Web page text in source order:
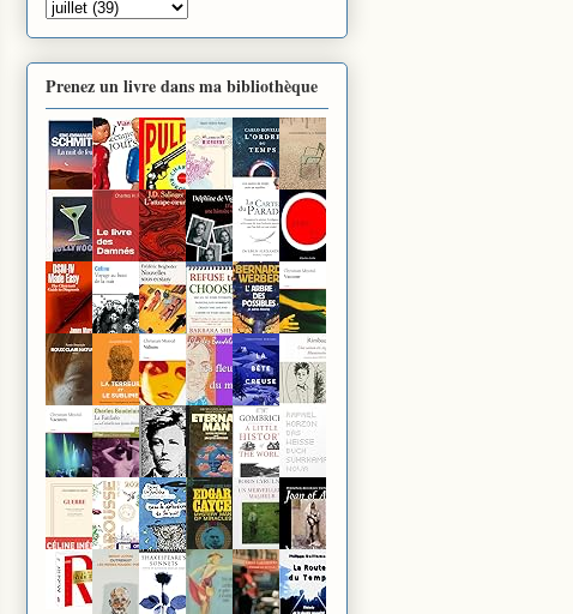
Prenez un livre dans ma bibliothèque